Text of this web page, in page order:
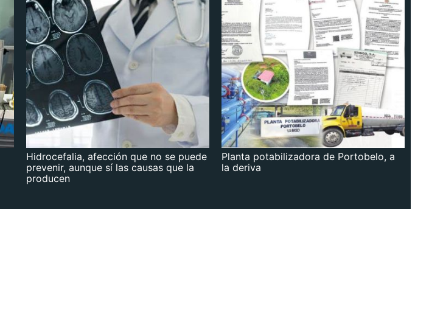
Hidrocefalia, afección que no se puede
prevenir, aunque sí las causas que la
producen
Planta potabilizadora de Portobelo, a
la deriva